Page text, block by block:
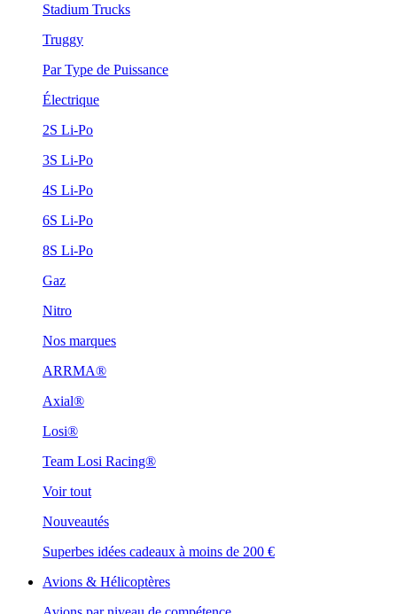
Stadium Trucks
Truggy
Par Type de Puissance
Électrique
2S Li-Po
3S Li-Po
4S Li-Po
6S Li-Po
8S Li-Po
Gaz
Nitro
Nos marques
ARRMA®
Axial®
Losi®
Team Losi Racing®
Voir tout
Nouveautés
Superbes idées cadeaux à moins de 200 €
Avions & Hélicoptères